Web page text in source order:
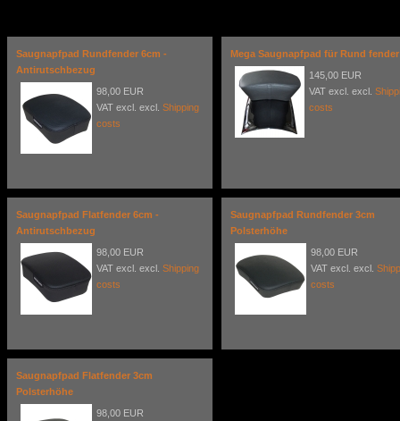
Saugnapfpad Rundfender 6cm -
Antirutschbezug
98,00 EUR
VAT excl. excl. Shipping
costs
Mega Saugnapfpad für Rund fender
145,00 EUR
VAT excl. excl.
costs
Saugnapfpad Flatfender 6cm -
Antirutschbezug
98,00 EUR
VAT excl. excl. Shipping
costs
Saugnapfpad Rundfender 3cm
Polsterhöhe
98,00 EUR
VAT excl. excl.
costs
Saugnapfpad Flatfender 3cm
Polsterhöhe
98,00 EUR